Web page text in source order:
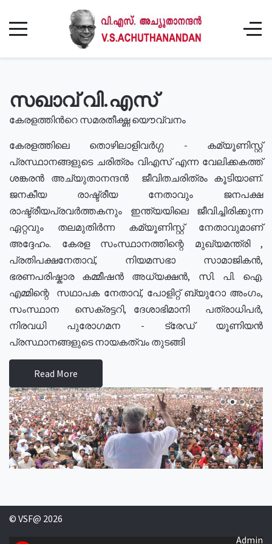
സഖാവ് വി.എസ്
കേരളത്തിൻറെ സമരതീക്ഷ്ണ യൌവ്വനം
കേരളത്തിലെ തൊഴിലാളിവർഗ്ഗ - കമ്യൂണിസ്റ്റ്
പ്രസ്ഥാനങ്ങളുടെ ചരിത്രം വിഎസ് എന്ന വേലിക്കകത്ത്
ശങ്കരൻ അച്യുതാനന്ദൻ ജീവിതചരിത്രം കൂടിയാണ്.
ജനകീയ രാഷ്ട്രീയ നേതാവും ജനപക്ഷ
രാഷ്ട്രീയപ്രവർത്തകനും ഇന്ത്യയിലെ ജീവിച്ചിരിക്കുന്ന
ഏറ്റവും തലമുതിർന്ന കമ്യൂണിസ്റ്റ് നേതാവുമാണ്
അദ്ദേഹം. കേരള സംസ്ഥാനത്തിന്റെ മുഖ്യമന്ത്രി ,
പ്രതിപക്ഷനേതാവ്, നിയമസഭാ സാമാജികൻ,
ഭരണപരിഷ്കാര കമ്മീഷൻ അധ്യക്ഷൻ, സി. പി. ഐ.
എമ്മിന്റെ സഥാപക നേതാവ്, പോളിറ്റ് ബ്യുറോ അംഗം,
സംസ്ഥാന സെക്രട്ടറി, ദേശാഭിമാനി പത്രാധിപർ,
നിരവധി പുരോഗമന - ട്രേഡ് യൂണിയൻ
പ്രസ്ഥാനങ്ങളുടെ നായകത്വം തുടങ്ങി
Read More
© VSF@ 2026
Admin